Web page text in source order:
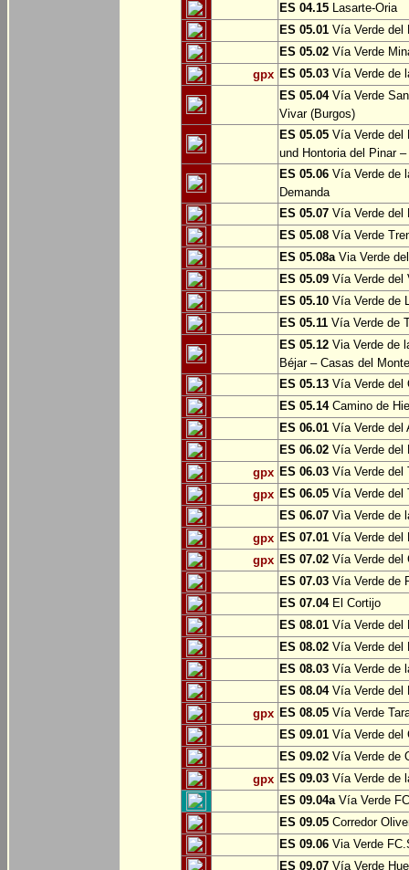
ES 04.15 Lasarte-Oria
ES 05.01 Vía Verde del
ES 05.02 Vía Verde
gpx ES 05.03 Vía Verde de
ES 05.04Vía Verde
Vivar (Burgos)
ES 05.05 Vía Verde del
und Hontoria del Pinar
ES 05.06 Vía Verde de
Demanda
ES 05.07 Vía Verde del
ES 05.08 Vía Verde
ES 05.08aVia Verde
ES 05.09 Vía Verde del
ES 05.10 Vía Verde de
ES 05.11 Vía Verde de
ES 05.12 Via Verde de
Béjar – Casas del Monte
ES 05.13 Vía Verde del
ES 05.14Camino de
ES 06.01 Vía Verde del
ES 06.02 Vía Verde del
gpx ES 06.03 Vía Verde del
gpx ES 06.05 Vía Verde del
ES 06.07 Vìa Verde de
gpx ES 07.01 Vía Verde del
gpx ES 07.02 Vía Verde del
ES 07.03 Vía Verde de
ES 07.04El Cortijo
ES 08.01 Vía Verde del
ES 08.02 Vía Verde del
ES 08.03 Vía Verde de
ES 08.04Vía Verde del
gpx ES 08.05 Vía Verde
ES 09.01 Vía Verde del
ES 09.02 Vía Verde de
gpx ES 09.03 Vía Verde de
ES 09.04aVía Verde
ES 09.05 Corredor
ES 09.06 Via Verde
ES 09.07 Vía Verde